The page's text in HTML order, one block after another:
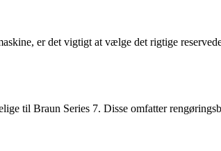
er det vigtigt at vælge det rigtige
til Braun Series 7. Disse omfatter